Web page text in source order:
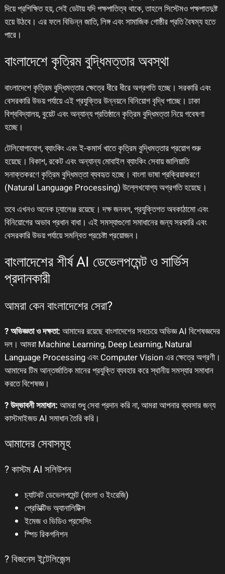
দিয়ে প্রশিক্ষিত হয়, সেই ডেটায় যদি পক্ষপাতিত্ব থাকে, তাহলে সিস্টেমও পক্ষপাতদুষ্ট
হয়ে উঠবে। এর ফলে বিভিন্ন জাতি, লিঙ্গ এবং সামাজিক গোষ্ঠীর প্রতি বৈষম্য হতে
পারে।
বাংলাদেশে কৃত্রিম বুদ্ধিমত্তার অবস্থা
বাংলাদেশে কৃত্রিম বুদ্ধিমত্তার ক্ষেত্রে ধীরে ধীরে অগ্রগতি হচ্ছে। সরকারি এবং
বেসরকারি উভয় পর্যায়ে এই প্রযুক্তির উন্নয়নে বিনিয়োগ বৃদ্ধি পাচ্ছে। ঢাকা
বিশ্ববিদ্যালয়, বুয়েট এবং অন্যান্য প্রতিষ্ঠানে কৃত্রিম বুদ্ধিমত্তা নিয়ে গবেষণা
হচ্ছে।
টেলিযোগাযোগ, ব্যাংকিং এবং ই-কমার্স খাতে কৃত্রিম বুদ্ধিমত্তার প্রয়োগ শুরু
হয়েছে। বিকাশ, রকেট এবং অন্যান্য মোবাইল ব্যাংকিং সেবায় জালিয়াতি
সনাক্তকরণে কৃত্রিম বুদ্ধিমত্তা ব্যবহৃত হচ্ছে। বাংলা ভাষা প্রক্রিয়াকরণে
(Natural Language Processing) উল্লেখযোগ্য অগ্রগতি হয়েছে।
তবে এখনও অনেক চ্যালেঞ্জ রয়েছে। দক্ষ জনবল, প্রযুক্তিগত অবকাঠামো এবং
বিনিয়োগের অভাব প্রধান বাধা। এই সমস্যাগুলো সমাধানের জন্য সরকারি এবং
বেসরকারি উভয় পর্যায়ে সমন্বিত প্রচেষ্টা প্রয়োজন।
বাংলাদেশের শীর্ষ AI ডেভেলপমেন্ট ও সার্ভিস
প্রদানকারী
আমরা কেন বাংলাদেশের সেরা?
? অভিজ্ঞতা ও দক্ষতা: আমাদের রয়েছে বাংলাদেশের সবচেয়ে অভিজ্ঞ AI বিশেষজ্ঞদের
দল। আমরা Machine Learning, Deep Learning, Natural
Language Processing এবং Computer Vision এর ক্ষেত্রে অগ্রণী।
আমাদের টিম আন্তর্জাতিক মানের প্রযুক্তি ব্যবহার করে স্থানীয় সমস্যার সমাধান
করতে বিশেষজ্ঞ।
? উদ্ভাবনী সমাধান: আমরা শুধু সেবা প্রদান করি না, আমরা আপনার ব্যবসার জন্য
কাস্টমাইজড AI সমাধান তৈরি করি।
আমাদের সেবাসমূহ
? কাস্টম AI সলিউশন
চ্যাটবট ডেভেলপমেন্ট (বাংলা ও ইংরেজি)
প্রেডিক্টিভ অ্যানালিটিক্স
ইমেজ ও ভিডিও প্রসেসিং
স্পিচ রিকগনিশন
? বিজনেস ইন্টেলিজেন্স